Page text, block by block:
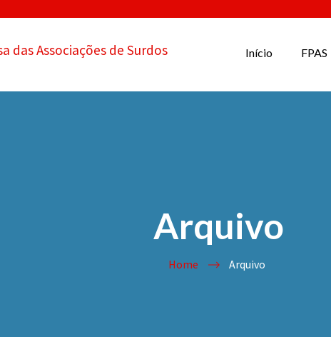
das Associações de Surdos Início FPAS
Arquivo
Home Arquivo